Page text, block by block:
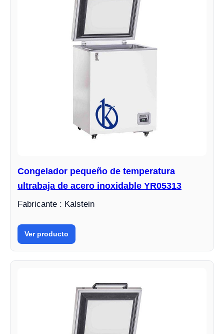
Congelador pequeño de temperatura
ultrabaja de acero inoxidable YR05313
Fabricante : Kalstein
Ver producto